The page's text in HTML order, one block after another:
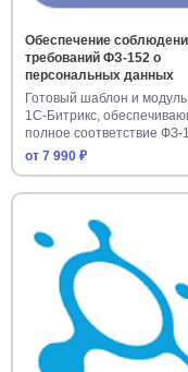
Обеспечение
требований ФЗ-152 о
персональных данных
Готовый шаблон и
1С-Битрикс,
полное соответствие ФЗ-
от 7 990 ₽